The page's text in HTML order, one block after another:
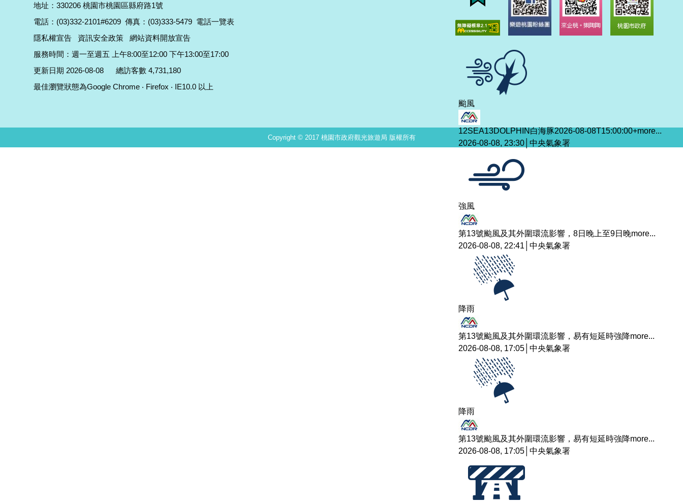
地址：330206 桃園市桃園區縣府路1號
電話：(03)332-2101#6209 傳真：(03)333-5479 電話一覽表
隱私權宣告
資訊安全政策
網站資料開放宣告
服務時間：週一至週五 上午8:00至12:00 下午13:00至17:00
更新日期 2026-08-08
總訪客數 4,731,180
最佳瀏覽狀態為Google Chrome ‧ Firefox ‧ IE10.0 以上
颱風
12SEA13DOLPHIN白海豚2026-08-08T15:00:00+more...
2026-08-08, 23:30│中央氣象署
強風
第13號颱風及其外圍環流影響，8日晚上至9日晚more...
2026-08-08, 22:41│中央氣象署
降雨
第13號颱風及其外圍環流影響，易有短延時強降more...
2026-08-08, 17:05│中央氣象署
降雨
第13號颱風及其外圍環流影響，易有短延時強降more...
2026-08-08, 17:05│中央氣象署
Copyright © 2017 桃園市政府觀光旅遊局 版權所有